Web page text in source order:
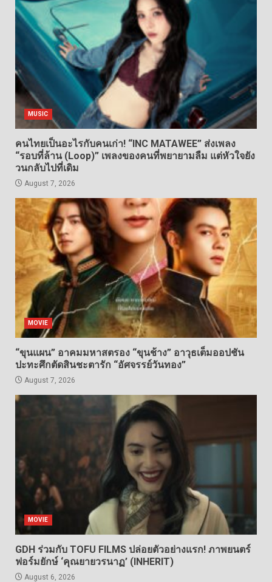
MUSIC
คนไทยเป็นอะไรกับคนเก่า! “INC MATAWEE” ส่งเพลง
“รอบที่ล้าน (Loop)” เพลงของคนที่พยายามลืม แต่หัวใจยัง
วนกลับไปที่เดิม
August 7, 2026
MOVIE
“ขุนแผน” อาคมมหาสตรอง “ขุนช้าง” อาวุธเต็มออปชัน
ปะทะศึกตัดสินชะตารัก “อัศจรรย์วันทอง”
August 7, 2026
MOVIE
GDH ร่วมกับ TOFU FILMS ปล่อยตัวอย่างแรก! ภาพยนตร์
ฟอร์มยักษ์ ‘คุณยายวรนาฏ’ (INHERIT)
August 6, 2026